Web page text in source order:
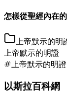
怎樣從聖經內在
上帝默示的明
上帝默示的明證
#上帝默示的明證
以斯拉百科網